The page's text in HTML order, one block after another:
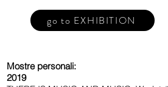
go to EXHIBITION
Mostre personali:
2019